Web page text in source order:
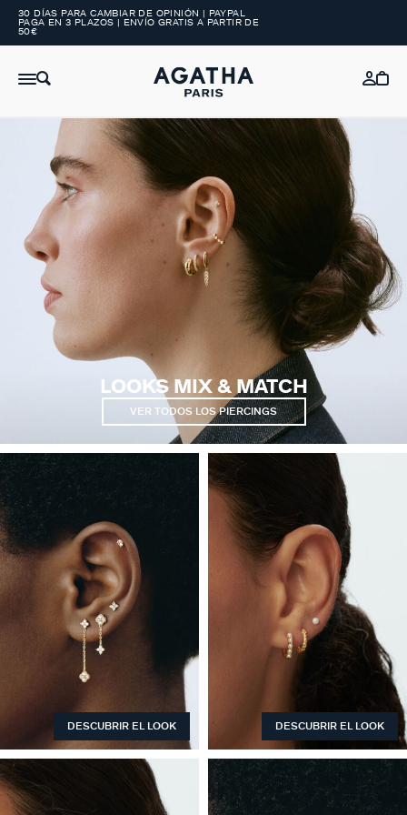
30 DÍAS PARA CAMBIAR DE OPINIÓN | PAYPAL
PAGA EN 3 PLAZOS | ENVÍO GRATIS A PARTIR DE
50€
LOOKS MIX & MATCH
VER TODOS LOS PIERCINGS
DESCUBRIR EL LOOK DESCUBRIR EL LOOK